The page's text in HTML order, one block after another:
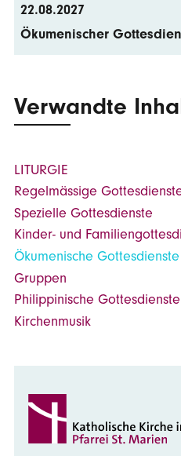
22.08.2027
Ökumenischer
Verwandte
LITURGIE
Regelmässige
Spezielle Gottesdienste
Kinder- und
Ökumenische Gottesdienste
Gruppen
Philippinische Gottesdienste
Kirchenmusik